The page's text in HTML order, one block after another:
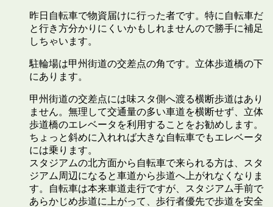
昨日自転車で物資届けに行った者です。特に自転車だ
と行き方分かりにくいかもしれませんので勝手に補足
しちゃいます。
駐輪場は甲州街道の交差点の角です。立体歩道橋の下
にあります。
甲州街道の交差点には味スタ側へ渡る横断歩道はあり
ません。無理して交通量の多い車道を横断せず、立体
歩道橋のエレベータを利用することをお勧めします。
ちょっと斜めに入れれば大きな自転車でもエレベータ
には乗ります。
スタジアムの北方面から自転車で来られる方は、スタ
ジアム周辺になると車道から歩道へ上がれなくなりま
す。自転車は本来車道走行ですが、スタジアム手前で
あらかじめ歩道に上がって、歩行者優先で歩道を安全